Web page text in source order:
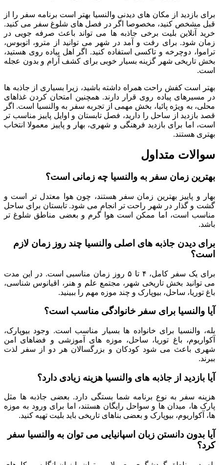
برای بازدید از مکان های دیدنی والنسیا بهتر است برنامه سفر را از
قبل مشخص کنید، مخصوصا اگر در فصل های شلوغ سفر می کنید.
خرید آنلاین بلیت برخی جاذبه ها می تواند باعث صرفه جویی در
زمان شود. برای رفت و آمد در شهر می توانید از مترو، اتوبوس،
تراموا، دوچرخه و تاکسی استفاده کنید. اگر اهل پیاده روی هستید،
بخش تاریخی شهر گزینه بسیار خوبی برای کشف آرام و بدون عجله
است.
بهتر است کفش راحت همراه داشته باشید، زیرا بسیاری از جاذبه ها
در مسیرهای پیاده روی قرار دارند. همچنین امتحان کردن غذاهای
محلی، به ویژه پائیا، بخش مهمی از تجربه سفر به والنسیا است. اگر
قصد بازدید از ساحل را دارید، فصل تابستان و اوایل پاییز مناسب تر
است، اما برای بازدید فرهنگی و شهری، بهار و پاییز معمولا انتخاب
بهتری هستند.
سوالات متداول
بهترین زمان سفر به والنسیا چه زمانی است؟
بهار و پاییز بهترین زمان سفر هستند، چون هوا معتدل تر است و
گشت و گذار در شهر راحت تر انجام می شود. تابستان برای ساحل
مناسب است، اما ممکن است هوا گرم و بعضی مناطق شلوغ تر
باشد.
برای دیدن جاذبه های اصلی والنسیا چند روز زمان لازم
است؟
برای یک سفر کامل، ۴ تا ۵ روز زمان مناسبی است. در این مدت
می توانید بخش تاریخی شهر، مجتمع علم و هنر، اقیانوس شناسی،
باغ توریا، ساحل، بیوپارک و چند موزه مهم را ببینید.
آیا والنسیا برای سفر خانوادگی مناسب است؟
بله، والنسیا برای خانواده ها بسیار مناسب است. وجود بیوپارک،
آکواریوم، باغ توریا، ساحل، موزه های آموزشی و فضاهای امن
شهری باعث می شود کودکان و بزرگسالان هر دو از سفر لذت
ببرند.
آیا بازدید از جاذبه های والنسیا هزینه زیادی دارد؟
هزینه سفر به نوع برنامه شما بستگی دارد. بعضی جاذبه ها مثل
پارک ها، میدان ها و سواحل رایگان هستند، اما برای ورود به موزه
ها، آکواریوم، بیوپارک و بعضی بناهای تاریخی باید بلیت تهیه کنید.
آیا بدون دانستن زبان اسپانیایی می توان به والنسیا سفر
کرد؟